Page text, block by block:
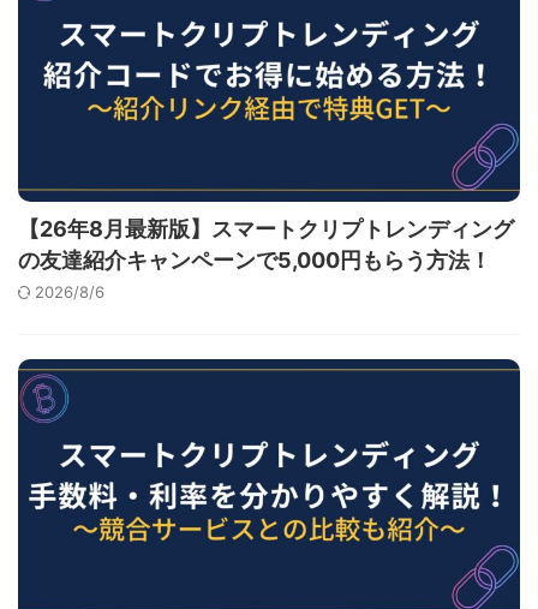
【26年8月最新版】スマートクリプトレンディング
の友達紹介キャンペーンで5,000円もらう方法！
2026/8/6